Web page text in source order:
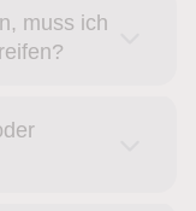
muss ich